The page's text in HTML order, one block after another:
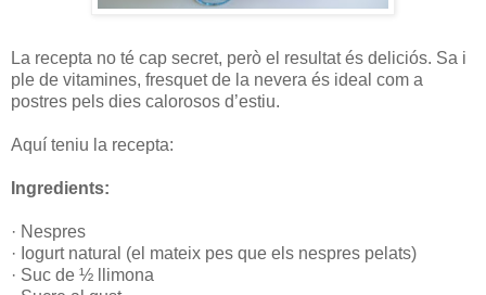
La recepta no té cap secret, però el resultat és deliciós. Sa i
ple de vitamines, fresquet de la nevera és ideal com a
postres pels dies calorosos d’estiu.
Aquí teniu la recepta:
Ingredients:
· Nespres
· Iogurt natural (el mateix pes que els nespres pelats)
· Suc de ½ llimona